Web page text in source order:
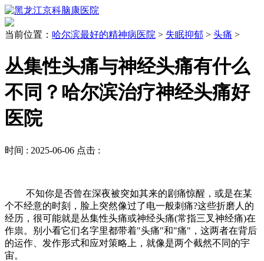
当前位置： 哈尔滨最好的精神病医院 > 失眠抑郁 > 头痛 >
丛集性头痛与神经头痛有什么
不同？哈尔滨治疗神经头痛好
医院
时间 : 2025-06-06 点击 :
不知你是否曾在深夜被突如其来的剧痛惊醒，或是在某
个不经意的时刻，脸上突然像过了电一般刺痛?这些折磨人的
经历，很可能就是丛集性头痛或神经头痛(常指三叉神经痛)在
作祟。别小看它们名字里都带着"头痛"和"痛"，这两者在背后
的运作、发作形式和应对策略上，就像是两个截然不同的宇
宙。